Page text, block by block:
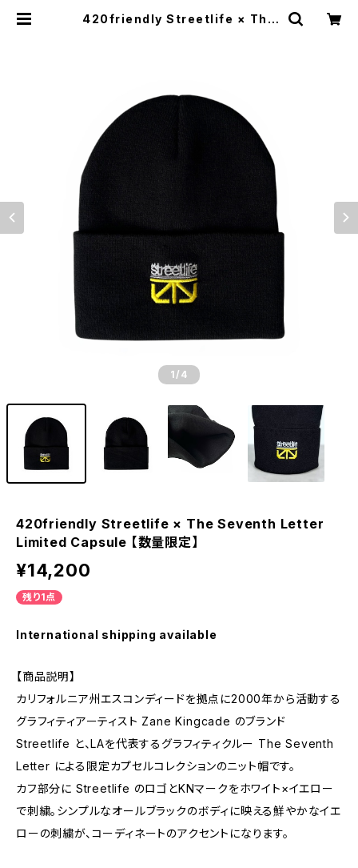
420friendly Streetlife × The
1 /4
420friendly Streetlife × The Seventh Letter
Limited Capsule 【数量限定】
¥14,200
残り1点
International shipping available
【商品説明】
カリフォルニア州エスコンディードを拠点に2000年から活動する
グラフィティアーティスト Zane Kingcade のブランド
Streetlife と、LAを代表するグラフィティクルー The Seventh
Letter による限定カプセルコレクションのニット帽です。
カフ部分に Streetlife のロゴとKNマークをホワイト×イエロー
で刺繍。シンプルなオールブラックのボディに映える鮮やかなイエ
ローの刺繍が、コーディネートのアクセントになります。